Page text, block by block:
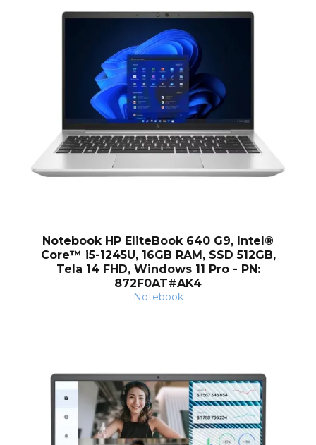
Notebook HP EliteBook 640 G9, Intel®
Core™ i5-1245U, 16GB RAM, SSD 512GB,
Tela 14 FHD, Windows 11 Pro - PN:
872F0AT#AK4
Notebook